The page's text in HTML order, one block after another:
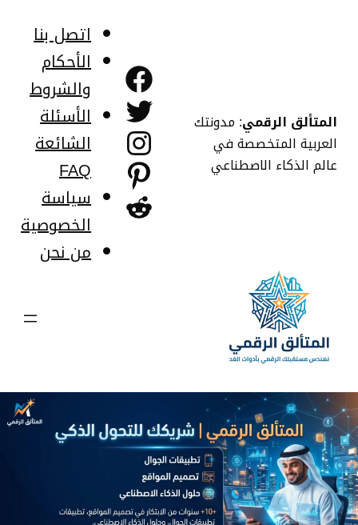
المتألق الرقمي: مدونتك
العربية المتخصصة في
عالم الذكاء الاصطناعي
فيسبوك
تويتر
إنستجرام
بينتريست
ريديت
اتصل بنا
الأحكام
والشروط
الأسئلة
الشائعة
FAQ
سياسة
الخصوصية
من نحن